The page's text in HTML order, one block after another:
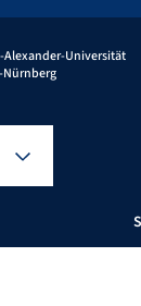
Alexander-Universität
Nürnberg